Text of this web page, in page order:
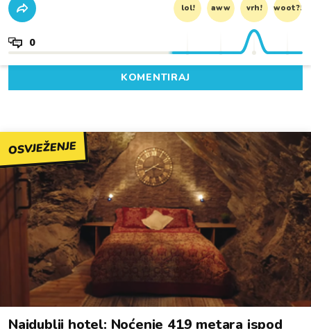
lol! aww vrh! woot?!
0
KOMENTIRAJ
OSVJEŽENJE
Najdublji hotel: Noćenje 419 metara ispod